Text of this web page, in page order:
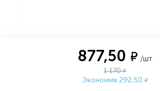
877,50 ₽ /шт
1 170₽
Экономия 292,50 ₽